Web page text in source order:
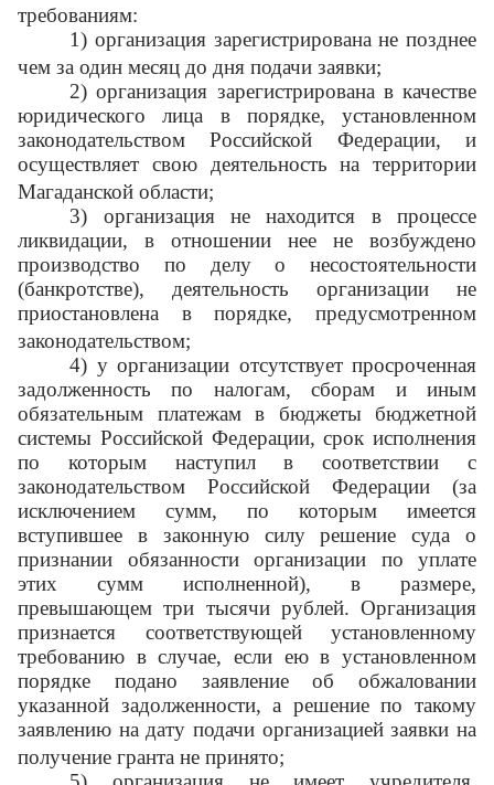
требованиям:
1) организация зарегистрирована не позднее
чем за один месяц до дня подачи заявки;
2) организация зарегистрирована в качестве
юридического лица в порядке, установленном
законодательством Российской Федерации, и
осуществляет свою деятельность на территории
Магаданской области;
3) организация не находится в процессе
ликвидации, в отношении нее не возбуждено
производство по делу о несостоятельности
(банкротстве), деятельность организации не
приостановлена в порядке, предусмотренном
законодательством;
4) у организации отсутствует просроченная
задолженность по налогам, сборам и иным
обязательным платежам в бюджеты бюджетной
системы Российской Федерации, срок исполнения
по которым наступил в соответствии с
законодательством Российской Федерации (за
исключением сумм, по которым имеется
вступившее в законную силу решение суда о
признании обязанности организации по уплате
этих сумм исполненной), в размере,
превышающем три тысячи рублей. Организация
признается соответствующей установленному
требованию в случае, если ею в установленном
порядке подано заявление об обжаловании
указанной задолженности, а решение по такому
заявлению на дату подачи организацией заявки на
получение гранта не принято;